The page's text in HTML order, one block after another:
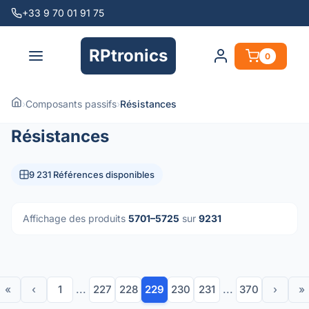
+33 9 70 01 91 75
RPtronics 0
›Composants passifs›Résistances
Résistances
9 231 Références disponibles
Affichage des produits 5701–5725 sur 9231
« ‹ 1 ... 227 228 229 230 231 ... 370 › »